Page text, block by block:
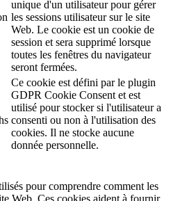
unique d'un utilisateur pour gérer
les sessions utilisateur sur le site
Web. Le cookie est un cookie de
session et sera supprimé lorsque
toutes les fenêtres du navigateur
seront fermées.
Ce cookie est défini par le plugin
GDPR Cookie Consent et est
utilisé pour stocker si l'utilisateur a
consenti ou non à l'utilisation des
cookies. Il ne stocke aucune
donnée personnelle.
pour comprendre comment les